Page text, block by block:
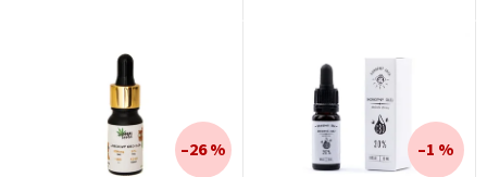
–26 % –1 %